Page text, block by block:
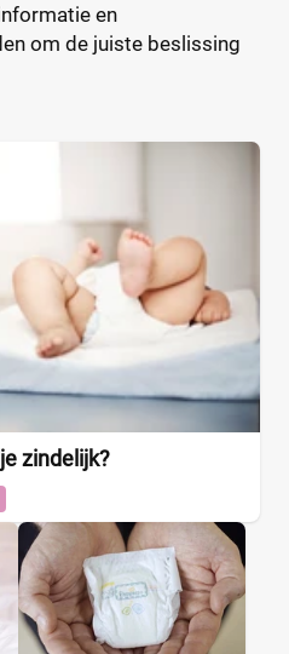
en
om de juiste beslissing
zindelijk?